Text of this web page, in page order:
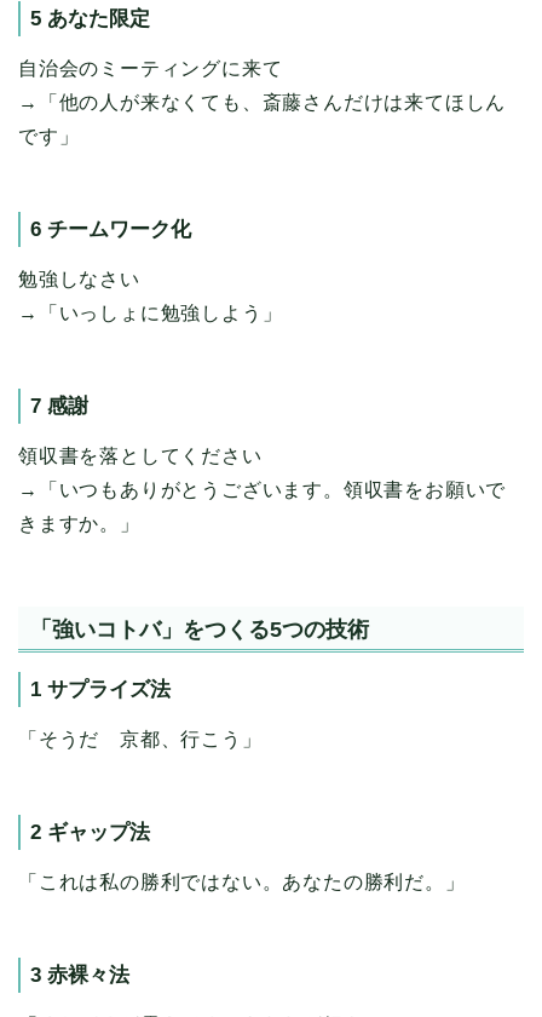
5 あなた限定
自治会のミーティングに来て
→「他の人が来なくても、斎藤さんだけは来てほしん
です」
6 チームワーク化
勉強しなさい
→「いっしょに勉強しよう」
7 感謝
領収書を落としてください
→「いつもありがとうございます。領収書をお願いで
きますか。」
「強いコトバ」をつくる5つの技術
1 サプライズ法
「そうだ 京都、行こう」
2 ギャップ法
「これは私の勝利ではない。あなたの勝利だ。」
3 赤裸々法